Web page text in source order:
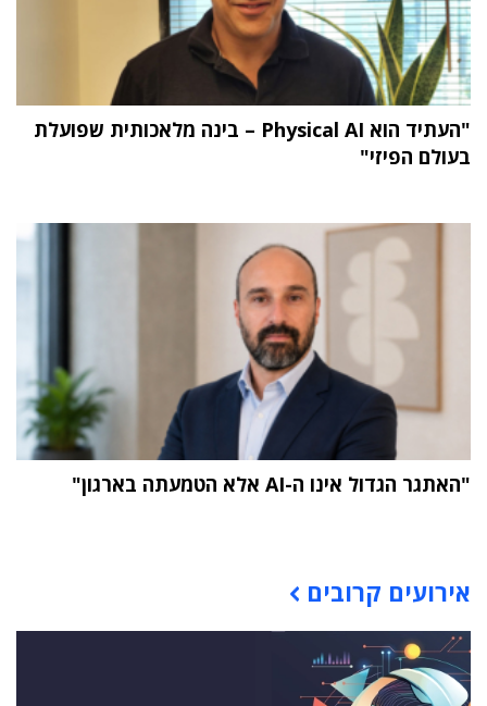
"העתיד הוא Physical AI – בינה מלאכותית שפועלת
בעולם הפיזי"
"האתגר הגדול אינו ה-AI אלא הטמעתה בארגון"
אירועים קרובים